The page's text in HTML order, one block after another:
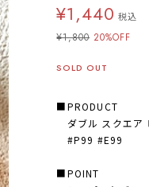
¥1,440 税込
¥1,800 20%OFF
SOLD OUT
■PRODUCT
ダブル スクエア
#P99 #E99
■POINT